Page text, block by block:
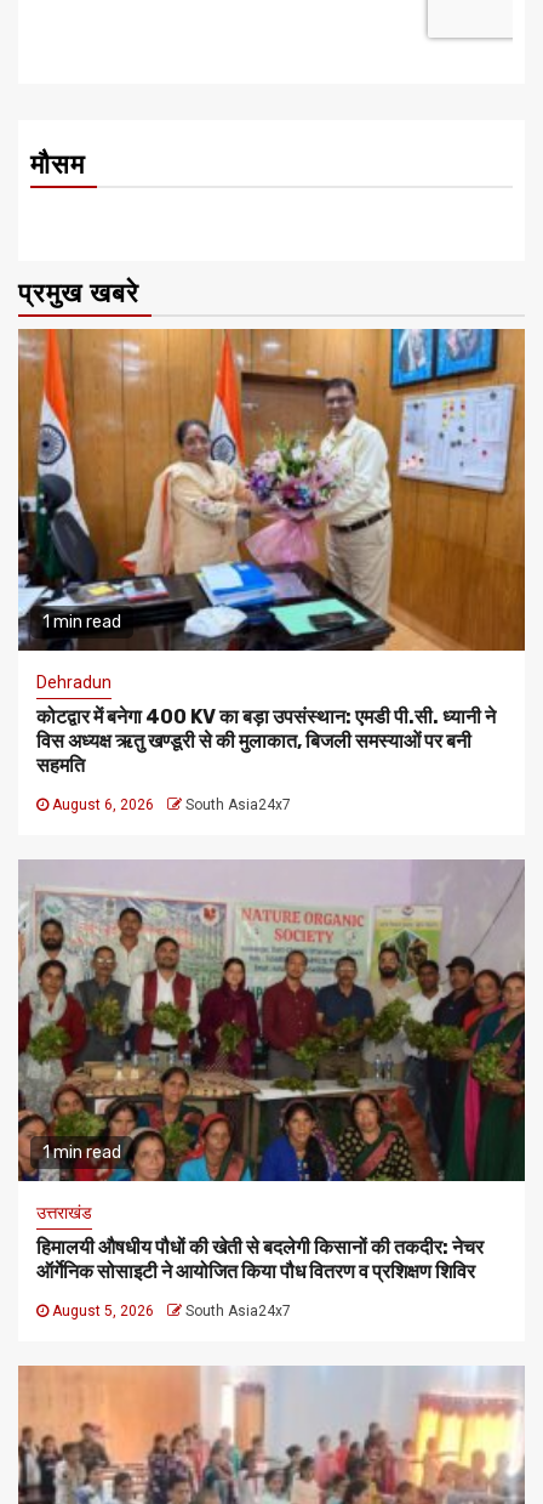
मौसम
प्रमुख खबरे
1 min read
Dehradun
कोटद्वार में बनेगा 400 KV का बड़ा उपसंस्थान: एमडी पी.सी. ध्यानी ने
विस अध्यक्ष ऋतु खण्डूरी से की मुलाकात, बिजली समस्याओं पर बनी
सहमति
August 6, 2026 South Asia24x7
1 min read
उत्तराखंड
हिमालयी औषधीय पौधों की खेती से बदलेगी किसानों की तकदीर: नेचर
ऑर्गेनिक सोसाइटी ने आयोजित किया पौध वितरण व प्रशिक्षण शिविर
August 5, 2026 South Asia24x7